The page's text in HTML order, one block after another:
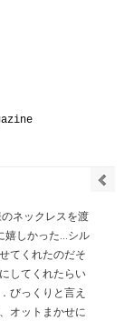
ネックレスを渡
嬉しかった…シル
てくれたのだそ
してくれたらい
びっくりと言え
オットまかせに